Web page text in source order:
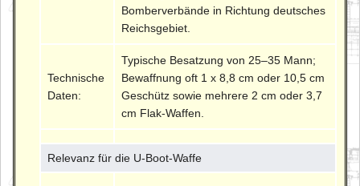
Bomberverbände in Richtung deutsches
Reichsgebiet.
Technische
Daten:
Typische Besatzung von 25–35 Mann;
Bewaffnung oft 1 x 8,8 cm oder 10,5 cm
Geschütz sowie mehrere 2 cm oder 3,7
cm Flak-Waffen.
Relevanz für die U-Boot-Waffe